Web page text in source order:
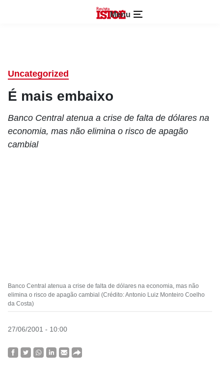
Menu
Uncategorized
É mais embaixo
Banco Central atenua a crise de falta de dólares na
economia, mas não elimina o risco de apagão
cambial
Banco Central atenua a crise de falta de dólares na economia, mas não
elimina o risco de apagão cambial (Crédito: Antonio Luiz Monteiro Coelho
da Costa)
27/06/2001 - 10:00